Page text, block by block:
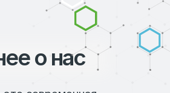
современных
В нашем